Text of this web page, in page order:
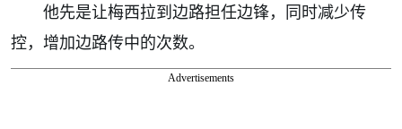
他先是让梅西拉到边路担任边锋，同时减少传
控，增加边路传中的次数。
Advertisements